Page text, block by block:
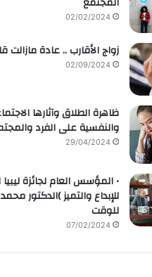
02/02/2024
زواج الأقارب .. عادة مازالت
02/09/2024
ظاهرة الطلاق وآثارها
والنفسية على الفرد
29/04/2024
• المؤسس العام لجائزة ليبيا
للإبداع والتميز )الدكتور
للوقت
07/02/2024